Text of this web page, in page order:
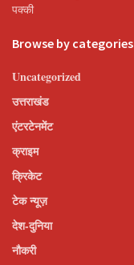
पक्की
Browse by categories
Uncategorized
उत्तराखंड
एंटरटेनमेंट
क्राइम
क्रिकेट
टेक न्यूज़
देश-दुनिया
नौकरी